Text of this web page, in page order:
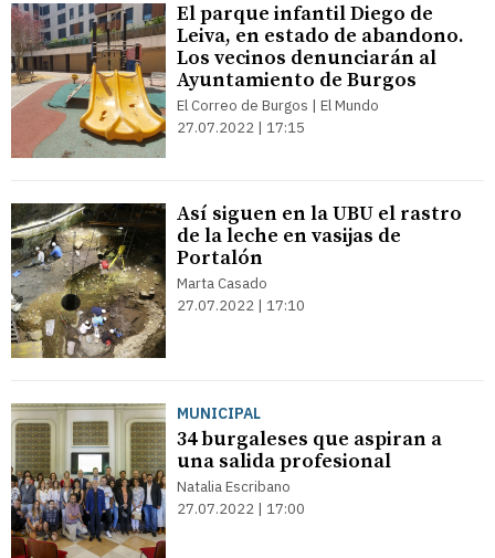
El parque infantil Diego de
Leiva, en estado de abandono.
Los vecinos denunciarán al
Ayuntamiento de Burgos
El Correo de Burgos | El Mundo
27.07.2022 | 17:15
Así siguen en la UBU el rastro
de la leche en vasijas de
Portalón
Marta Casado
27.07.2022 | 17:10
MUNICIPAL
34 burgaleses que aspiran a
una salida profesional
Natalia Escribano
27.07.2022 | 17:00